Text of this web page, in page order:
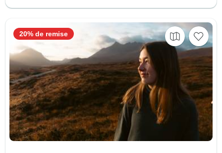
20% de remise